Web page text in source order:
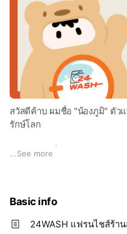
สวัสดีค้าบ ผมชื่อ "น้องภูมิ" ตัว
รักษ์โลก
เรามีความเชื่อว่า Laundry
...See more
Basic info
24WASH แฟรนไชส์ร้า